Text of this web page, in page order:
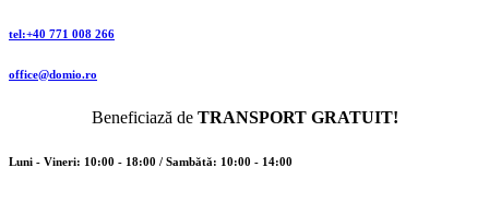
tel:+40 771 008 266
office@domio.ro
Beneficiază de TRANSPORT GRATUIT!
Luni - Vineri: 10:00 - 18:00 / Sambătă: 10:00 - 14:00